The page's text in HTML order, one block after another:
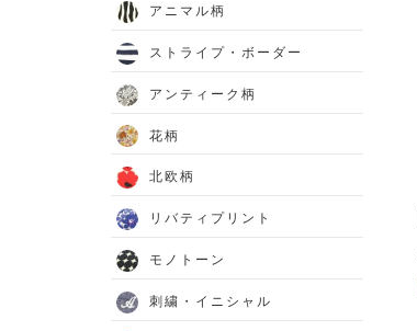
アニマル柄
ストライプ・ボーダー
アンティーク柄
花柄
北欧柄
リバティプリント
モノトーン
刺繍・イニシャル